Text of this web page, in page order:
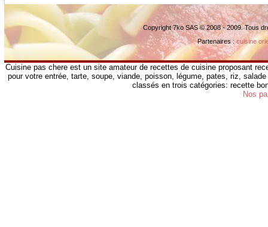
Copyright 7ko SAS © 2008 - 2009. Tous
Partenaires :cuisine
Cuisine pas chere est un site amateur de recettes de cuisine proposant
pour votre entrée, tarte, soupe, viande, poisson, légume, pates, riz,
classés en trois catégories: recette
Nos